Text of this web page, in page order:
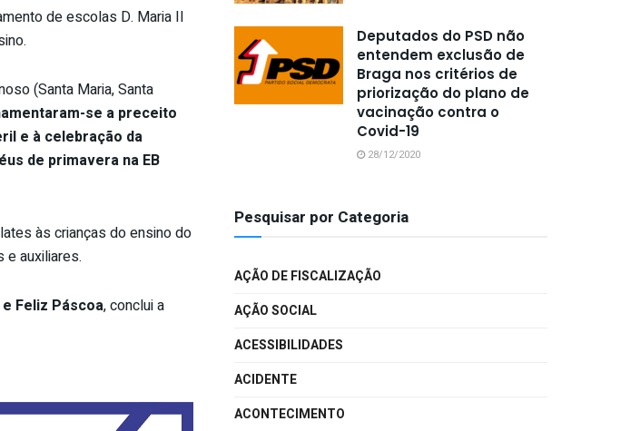
de escolas D. Maria II
(Santa Maria, Santa
se a preceito
e à celebração da
de primavera na EB
às crianças do ensino do
auxiliares.
Feliz Páscoa, conclui a
Deputados do PSD não
entendem exclusão de
Braga nos critérios de
priorização do plano de
vacinação contra o
Covid-19
28/12/2020
Pesquisar por Categoria
AÇÃO DE FISCALIZAÇÃO
AÇÃO SOCIAL
ACESSIBILIDADES
ACIDENTE
ACONTECIMENTO